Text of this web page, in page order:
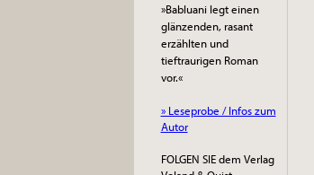
»Babluani legt einen
glänzenden, rasant
erzählten und
tieftraurigen Roman
vor.«
» Leseprobe / Infos zum
Autor
FOLGEN SIE dem Verlag